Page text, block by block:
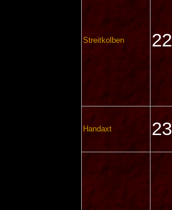
Streitkolben 22
Handaxt 23